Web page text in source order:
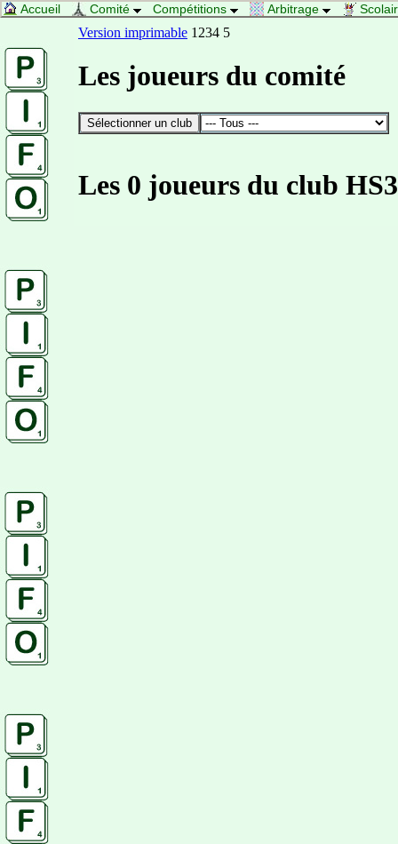
Accueil Comité Compétitions Arbitrage
Version imprimable 1234 5
Les joueurs du comité
Les 0 joueurs du club